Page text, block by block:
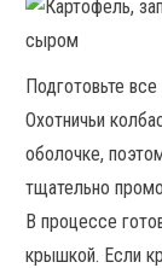
Подготовьте
Охотничьи
оболочке,
тщательно
В процессе
крышкой. Если